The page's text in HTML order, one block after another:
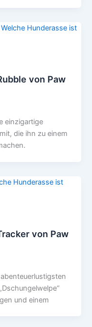
von Paw
einzigartige
die ihn zu einem
von Paw
und einem